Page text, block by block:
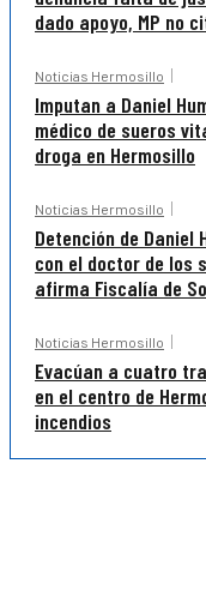
dado apoyo, MP no
Noticias Hermosillo
Imputan a Daniel
médico de sueros
droga en Hermosillo
Noticias Hermosillo
Detención de Daniel
con el doctor de los
afirma Fiscalía de
Noticias Hermosillo
Evacúan a cuatro
en el centro de
incendios